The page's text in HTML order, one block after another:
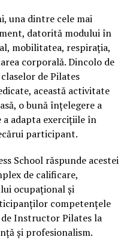
una dintre cele mai
datorită modului în
mobilitatea, respirația,
corporală. Dincolo de
de Pilates
această activitate
o bună înțelegere a
a adapta exercițiile în
participant.
School răspunde acestei
de calificare,
ocupațional și
competențele
Instructor Pilates la
și profesionalism.